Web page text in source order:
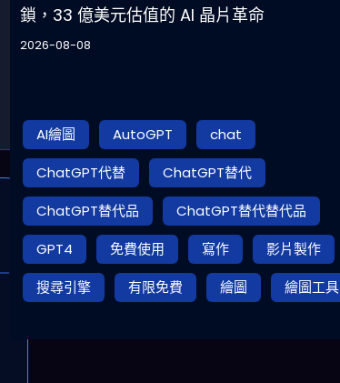
鎖，33 億美元估值的 AI 晶片革命
2026-08-08
AI繪圖 AutoGPT
chat
ChatGPT代替
ChatGPT替代
ChatGPT替代品
ChatGPT替代替代品
GPT4
免費使用 寫作
影片製作
搜尋引擎
有限免費 繪圖 繪圖工具